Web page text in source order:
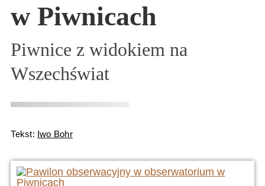
w Piwnicach
Piwnice z widokiem na
Wszechświat
Tekst: Iwo Bohr